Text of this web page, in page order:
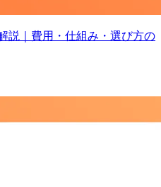
説｜費用・仕組み・選び方の